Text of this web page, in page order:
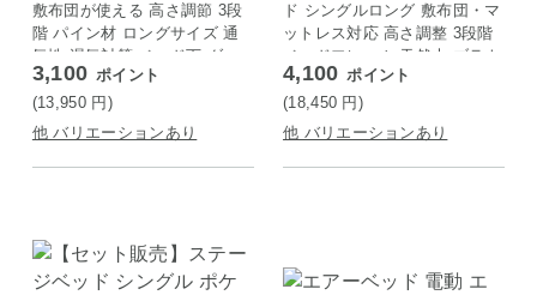
敷布団が使える 高さ調節 3段
階 パイン材 ロングサイズ 通
気性 湿気対策 ベッド下 ダー
クブラウン
3,100 ポイント
(13,950 円 )
他 バリエーションあり
ド シングルロング 敷布団・マ
ットレス対応 高さ調整 3段階
ベッドフレーム 天然木 ブラウ
ン
4,100 ポイント
(18,450 円 )
他 バリエーションあり